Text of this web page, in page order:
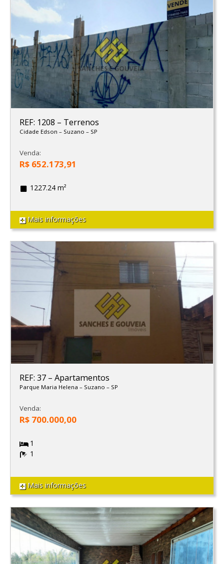
REF: 1208 – Terrenos
Cidade Edson – Suzano – SP
Venda:
R$ 652.173,91
1227.24 m²
Mais informações
REF: 37 – Apartamentos
Parque Maria Helena – Suzano – SP
Venda:
R$ 700.000,00
1
1
Mais informações